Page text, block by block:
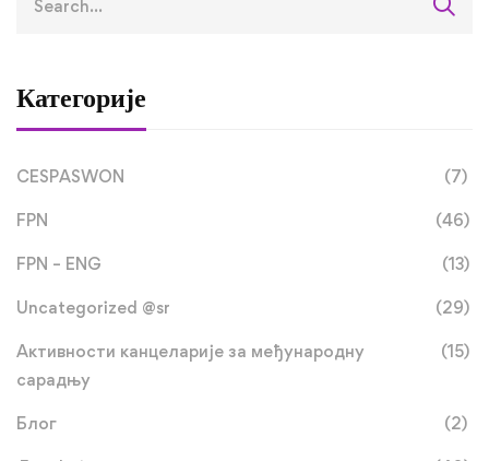
Категорије
CESPASWON (7)
FPN (46)
FPN – ENG (13)
Uncategorized @sr (29)
Активности канцеларије за међународну
сарадњу
(15)
Блог (2)